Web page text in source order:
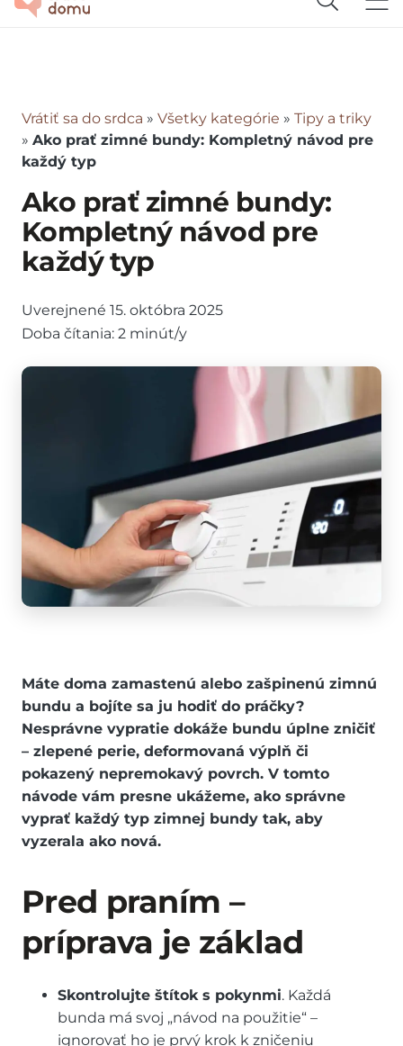
Vrátiť sa do srdca » Všetky kategórie » Tipy a triky
» Ako prať zimné bundy: Kompletný návod pre
každý typ
Ako prať zimné bundy:
Kompletný návod pre
každý typ
Uverejnené 15. októbra 2025
Doba čítania: 2 minút/y
Máte doma zamastenú alebo zašpinenú zimnú
bundu a bojíte sa ju hodiť do práčky?
Nesprávne vypratie dokáže bundu úplne zničiť
– zlepené perie, deformovaná výplň či
pokazený nepremokavý povrch. V tomto
návode vám presne ukážeme, ako správne
vyprať každý typ zimnej bundy tak, aby
vyzerala ako nová.
Pred praním –
príprava je základ
Skontrolujte štítok s pokynmi. Každá
bunda má svoj „návod na použitie“ –
ignorovať ho je prvý krok k zničeniu